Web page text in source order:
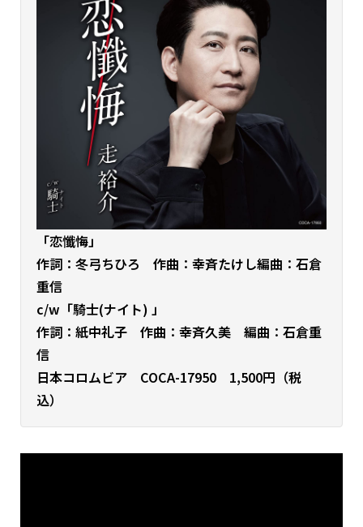
「恋懺悔」
作詞：冬弓ちひろ 作曲：幸斉たけし編曲：石倉
重信
c/w「騎士(ナイト) 」
作詞：紙中礼子 作曲：幸斉久美
編曲：石倉重
信
日本コロムビア COCA-17950 1,500円（税
込）